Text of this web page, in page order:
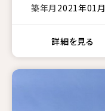
築年月 2021年01月
詳細を見る